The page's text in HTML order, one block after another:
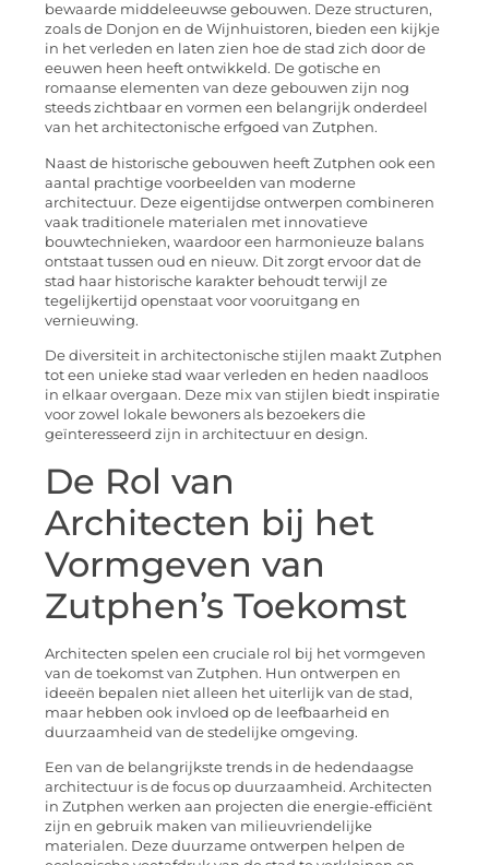
bewaarde middeleeuwse gebouwen. Deze structuren,
zoals de Donjon en de Wijnhuistoren, bieden een kijkje
in het verleden en laten zien hoe de stad zich door de
eeuwen heen heeft ontwikkeld. De gotische en
romaanse elementen van deze gebouwen zijn nog
steeds zichtbaar en vormen een belangrijk onderdeel
van het architectonische erfgoed van Zutphen.
Naast de historische gebouwen heeft Zutphen ook een
aantal prachtige voorbeelden van moderne
architectuur. Deze eigentijdse ontwerpen combineren
vaak traditionele materialen met innovatieve
bouwtechnieken, waardoor een harmonieuze balans
ontstaat tussen oud en nieuw. Dit zorgt ervoor dat de
stad haar historische karakter behoudt terwijl ze
tegelijkertijd openstaat voor vooruitgang en
vernieuwing.
De diversiteit in architectonische stijlen maakt Zutphen
tot een unieke stad waar verleden en heden naadloos
in elkaar overgaan. Deze mix van stijlen biedt inspiratie
voor zowel lokale bewoners als bezoekers die
geïnteresseerd zijn in architectuur en design.
De Rol van
Architecten bij het
Vormgeven van
Zutphen’s Toekomst
Architecten spelen een cruciale rol bij het vormgeven
van de toekomst van Zutphen. Hun ontwerpen en
ideeën bepalen niet alleen het uiterlijk van de stad,
maar hebben ook invloed op de leefbaarheid en
duurzaamheid van de stedelijke omgeving.
Een van de belangrijkste trends in de hedendaagse
architectuur is de focus op duurzaamheid. Architecten
in Zutphen werken aan projecten die energie-efficiënt
zijn en gebruik maken van milieuvriendelijke
materialen. Deze duurzame ontwerpen helpen de